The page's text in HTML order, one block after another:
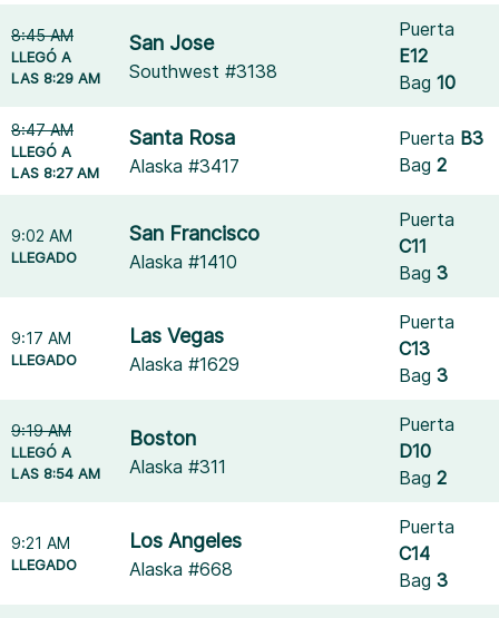
8:45 AM
LLEGÓ A
LAS 8:29 AM
San Jose
Southwest #3138
Puerta
E12
Bag10
8:47 AM
LLEGÓ A
LAS 8:27 AM
Santa Rosa
Alaska #3417
Puerta B3
Bag2
9:02 AM
LLEGADO
San Francisco
Alaska #1410
Puerta
C11
Bag3
9:17 AM
LLEGADO
Las Vegas
Alaska #1629
Puerta
C13
Bag3
9:19 AM
LLEGÓ A
LAS 8:54 AM
Boston
Alaska #311
Puerta
D10
Bag2
9:21 AM
LLEGADO
Los Angeles
Alaska #668
Puerta
C14
Bag3